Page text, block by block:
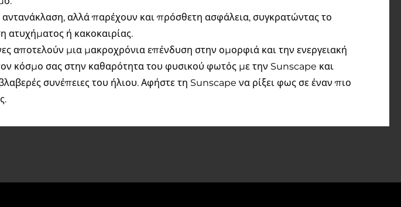
αλλά παρέχουν και πρόσθετη ασφάλεια, συγκρατώντας το
ατυχήματος ή κακοκαιρίας.
αποτελούν μια μακροχρόνια επένδυση στην ομορφιά και την ενεργειακή
κόσμο σας στην καθαρότητα του φυσικού φωτός με την Sunscape και
συνέπειες του ήλιου. Αφήστε τη Sunscape να ρίξει φως σε έναν πιο